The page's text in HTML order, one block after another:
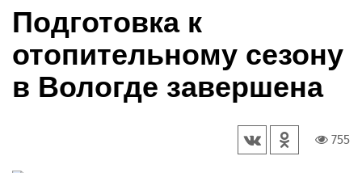
Подготовка к
отопительному сезону
в Вологде завершена
755